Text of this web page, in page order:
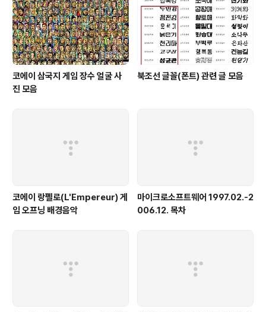
코에이 삼국지 게임 장수 얼굴 사
진 모음
북조선 글꼴(폰트) 관련 글 모음
코에이 랑펠로(L'Empereur) 게
임 오프닝 배경음악
마이크로소프트웨어 1997.02.-2
006.12. 목차